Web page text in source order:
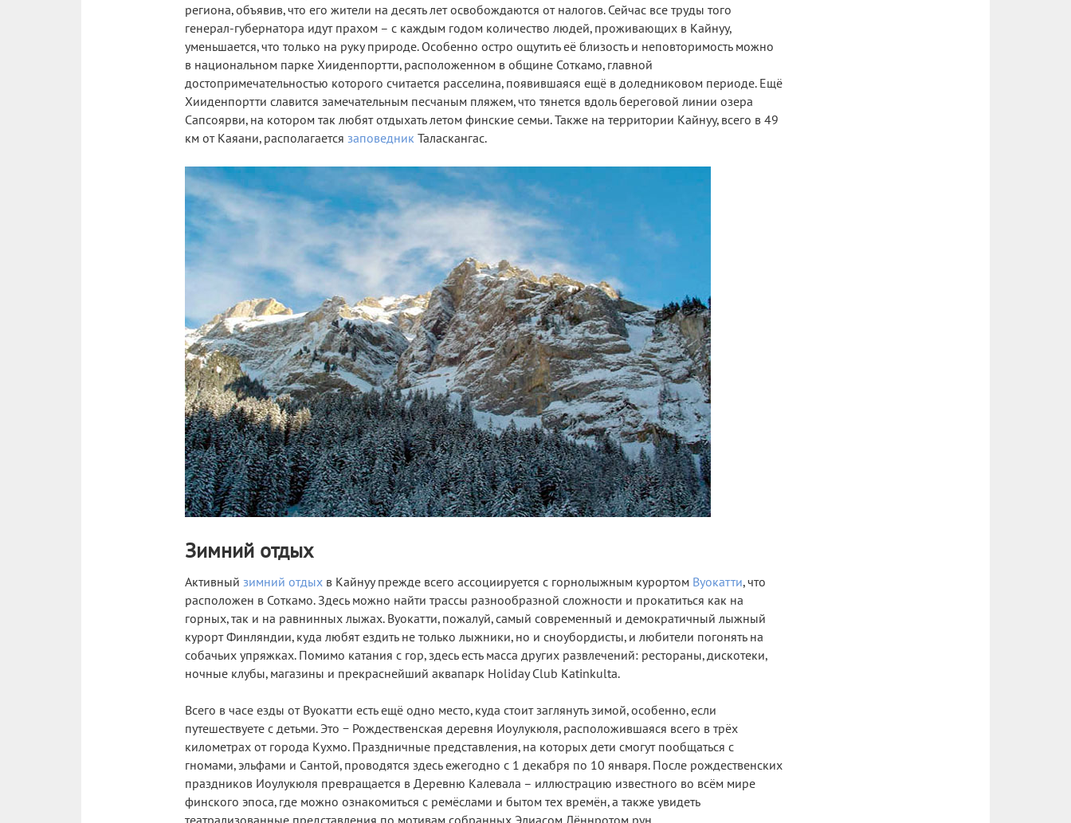
региона, объявив, что его жители на десять лет освобождаются от налогов. Сейчас все труды того
генерал-губернатора идут прахом – с каждым годом количество людей, проживающих в Кайнуу,
уменьшается, что только на руку природе. Особенно остро ощутить её близость и неповторимость можно
в национальном парке Хииденпортти, расположенном в общине Соткамо, главной
достопримечательностью которого считается расселина, появившаяся ещё в доледниковом периоде. Ещё
Хииденпортти славится замечательным песчаным пляжем, что тянется вдоль береговой линии озера
Сапсоярви, на котором так любят отдыхать летом финские семьи. Также на территории Кайнуу, всего в 49
км от Каяани, располагается заповедник Таласкангас.
Зимний отдых
Активный зимний отдых в Кайнуу прежде всего ассоциируется с горнолыжным курортом Вуокатти, что
расположен в Соткамо. Здесь можно найти трассы разнообразной сложности и прокатиться как на
горных, так и на равнинных лыжах. Вуокатти, пожалуй, самый современный и демократичный лыжный
курорт Финляндии, куда любят ездить не только лыжники, но и сноубордисты, и любители погонять на
собачьих упряжках. Помимо катания с гор, здесь есть масса других развлечений: рестораны, дискотеки,
ночные клубы, магазины и прекраснейший аквапарк Holiday Club Katinkulta.
Всего в часе езды от Вуокатти есть ещё одно место, куда стоит заглянуть зимой, особенно, если
путешествуете с детьми. Это − Рождественская деревня Иоулукюля, расположившаяся всего в трёх
километрах от города Кухмо. Праздничные представления, на которых дети смогут пообщаться с
гномами, эльфами и Сантой, проводятся здесь ежегодно с 1 декабря по 10 января. После рождественских
праздников Иоулукюля превращается в Деревню Калевала – иллюстрацию известного во всём мире
финского эпоса, где можно ознакомиться с ремёслами и бытом тех времён, а также увидеть